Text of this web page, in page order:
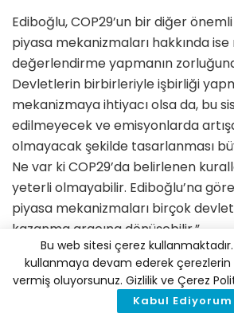
Ediboğlu, COP29’un bir diğer
piyasa mekanizmaları hakkında
değerlendirme yapmanın
Devletlerin birbirleriyle işbirliği
mekanizmaya ihtiyacı olsa da, bu
edilmeyecek ve emisyonlarda
olmayacak şekilde tasarlanması
Ne var ki COP29’da belirlenen
yeterli olmayabilir. Ediboğlu’na
piyasa mekanizmaları birçok
kazanma aracına dönüşebilir.”
Max Planck İnovasyon ve Rekabet
Araştırmacısı Dr. Ezgi Ediboğlu’nun
yaptığı COP29 değerlendirmesi şu
Bu web sitesi çerez
kullanmaya devam ederek çerezlerin
vermiş oluyorsunuz. Gizlilik ve Çerez
Kabul Ediyorum